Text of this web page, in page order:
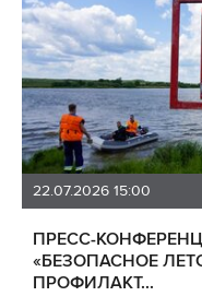
ПРЕСС-
«БЕЗОПАСНОЕ
ПРОФИЛАКТ...
22.07.2026 15:00